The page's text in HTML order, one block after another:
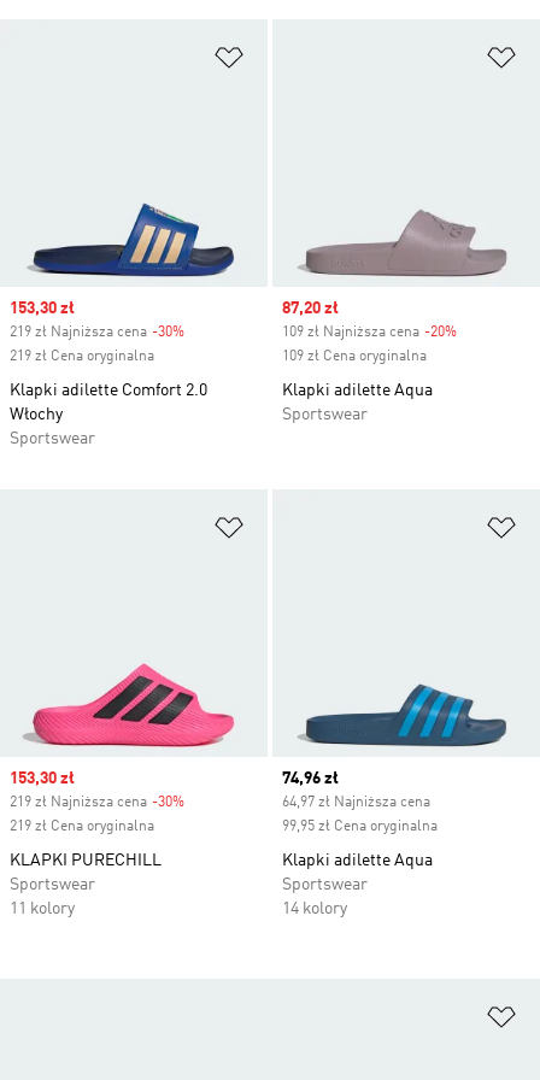
Sale price
153,30 zł
219 zł Najniższa cena -30%
219 zł Cena oryginalna
Klapki adilette Comfort 2.0
Włochy
Sportswear
Sale price
87,20 zł
109 zł Najniższa cena -20%
109 zł Cena oryginalna
Klapki adilette Aqua
Sportswear
Sale price
153,30 zł
219 zł Najniższa cena -30%
219 zł Cena oryginalna
KLAPKI PURECHILL
Sportswear
11 kolory
Current price
74,96 zł
64,97 zł Najniższa cena
99,95 zł Cena oryginalna
Klapki adilette Aqua
Sportswear
14 kolory